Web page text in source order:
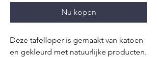
Nu kopen
Deze tafelloper is gemaakt van katoen
en gekleurd met natuurlijke producten.